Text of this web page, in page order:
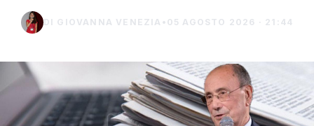
DI GIOVANNA VENEZIA • 05 AGOSTO 2026 · 21:44